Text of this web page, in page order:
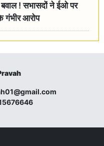
बवाल ! सभासदों ने ईओ पर
गंभीर आरोप